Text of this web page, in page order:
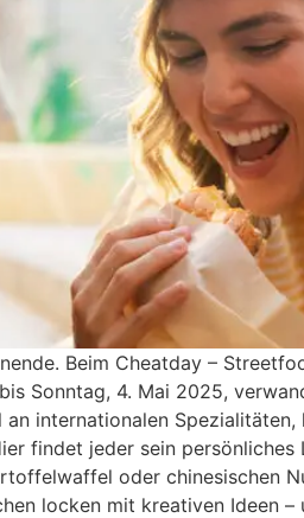
Beim Cheatday –
Sonntag, 4. Mai 2025,
internationalen
findet jeder sein
oder chinesischen
locken mit kreativen Ideen